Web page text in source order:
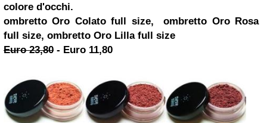
colore d'occhi.
ombretto Oro Colato full size, ombretto Oro Rosa
full size, ombretto Oro Lilla full size
Euro 23,80 - Euro 11,80